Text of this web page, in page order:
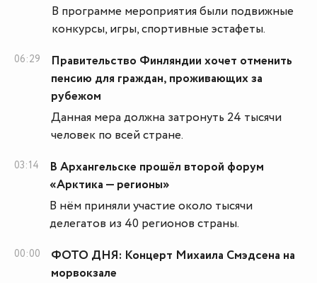
В программе мероприятия были подвижные
конкурсы, игры, спортивные эстафеты.
06:29
Правительство Финляндии хочет отменить
пенсию для граждан, проживающих за
рубежом
Данная мера должна затронуть 24 тысячи
человек по всей стране.
03:14
В Архангельске прошёл второй форум
«Арктика — регионы»
В нём приняли участие около тысячи
делегатов из 40 регионов страны.
00:00
ФОТО ДНЯ: Концерт Михаила Смэдсена на
морвокзале